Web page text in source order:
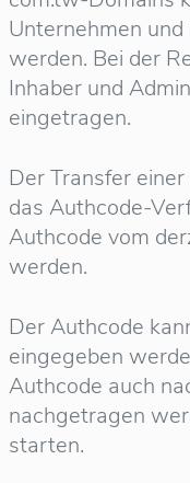
Unternehmen
werden. Bei der
Inhaber und
eingetragen.
Der Transfer
das Authcode-
Authcode vom
werden.
Der Authcode
eingegeben
Authcode auch
nachgetragen
starten.